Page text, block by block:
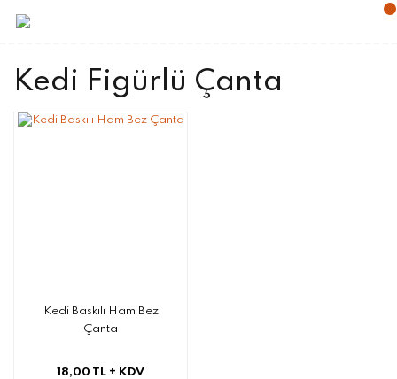
Kedi Figürlü Çanta
Kedi Baskılı Ham Bez
Çanta
18,00 TL + KDV